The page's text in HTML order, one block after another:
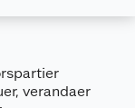
verandaer